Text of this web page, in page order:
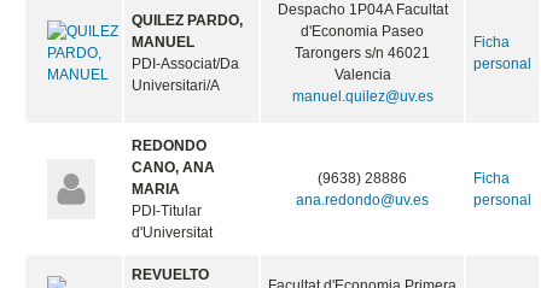
QUILEZ PARDO,
MANUEL
PDI-Associat/Da
Universitari/A
Despacho 1P04A Facultat
d'Economia Paseo
Tarongers s/n 46021
Valencia
manuel.quilez@uv.es
Ficha
personal
REDONDO
CANO, ANA
MARIA
PDI-Titular
d'Universitat
(9638) 28886
ana.redondo@uv.es
Ficha
personal
REVUELTO